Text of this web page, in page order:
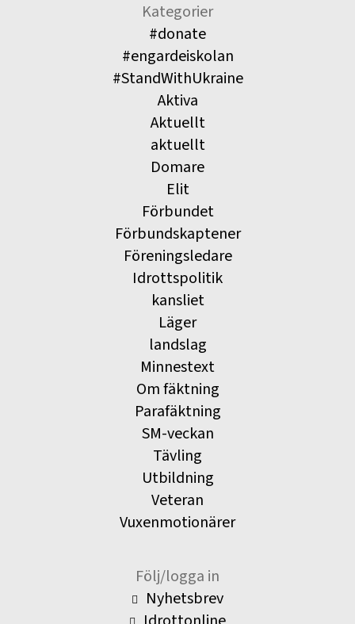
Kategorier
#donate
#engardeiskolan
#StandWithUkraine
Aktiva
Aktuellt
aktuellt
Domare
Elit
Förbundet
Förbundskaptener
Föreningsledare
Idrottspolitik
kansliet
Läger
landslag
Minnestext
Om fäktning
Parafäktning
SM-veckan
Tävling
Utbildning
Veteran
Vuxenmotionärer
Följ/logga in
Nyhetsbrev